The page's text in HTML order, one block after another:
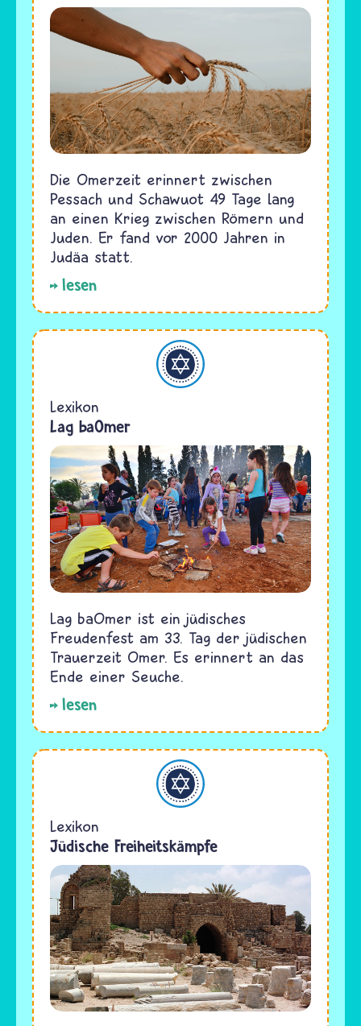
Die Omerzeit erinnert zwischen
Pessach und Schawuot 49 Tage lang
an einen Krieg zwischen Römern und
Juden. Er fand vor 2000 Jahren in
Judäa statt.
lesen
Judentum
Lexikon
Lag baOmer
Lag baOmer ist ein jüdisches
Freudenfest am 33. Tag der jüdischen
Trauerzeit Omer. Es erinnert an das
Ende einer Seuche.
lesen
Judentum
Lexikon
Jüdische Freiheitskämpfe